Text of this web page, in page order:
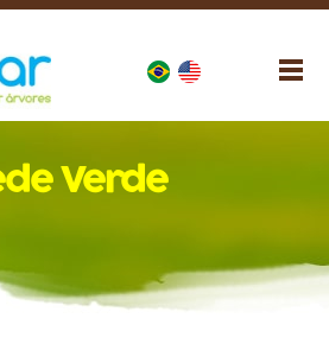
Verde